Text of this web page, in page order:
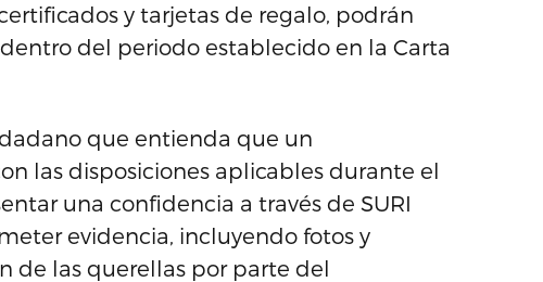
y tarjetas de regalo, podrán
del periodo establecido en la Carta
que entienda que un
las disposiciones aplicables durante el
una confidencia a través de SURI
evidencia, incluyendo fotos y
de las querellas por parte del